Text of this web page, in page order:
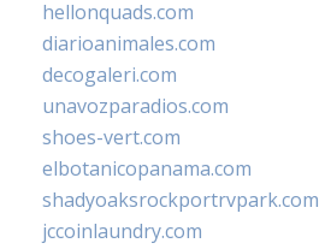
hellonquads.com
diarioanimales.com
decogaleri.com
unavozparadios.com
shoes-vert.com
elbotanicopanama.com
shadyoaksrockportrvpark.com
jccoinlaundry.com